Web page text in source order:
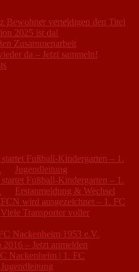
Bewohner verteidigen den Titel
2025 ist da!
Zusammenarbeit
da – Jetzt sammeln!
Fußball-Kindergarten – 1.
Jugendleitung
Fußball-Kindergarten – 1.
Erstanmeldung & Wechsel
wird ausgezeichnet – 1. FC
Viele Transporter voller
Nackenheim 1953 e.V.
– Jetzt anmelden
Nackenheim | 1. FC
Jugendleitung